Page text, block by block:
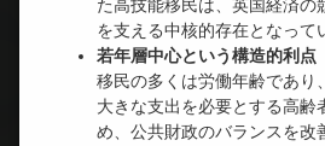
た高技能移民は、英国経済の
を支える中核的存在となって
若年層中心という構造的利点
移民の多くは労働年齢であり
大きな支出を必要とする高齢
め、公共財政のバランスを改